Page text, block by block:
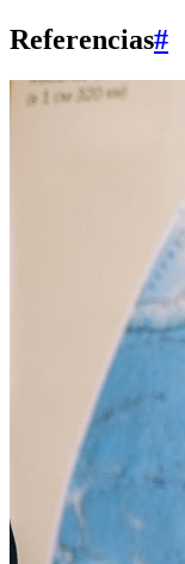
Referencias#